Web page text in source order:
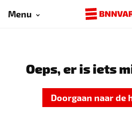
Menu
Oeps, er is iets
Doorgaan naar de